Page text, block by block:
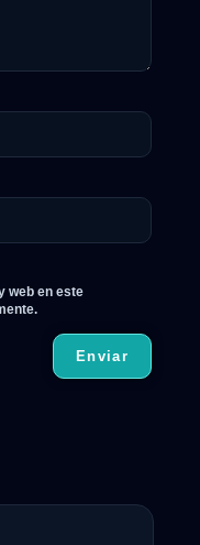
web en este